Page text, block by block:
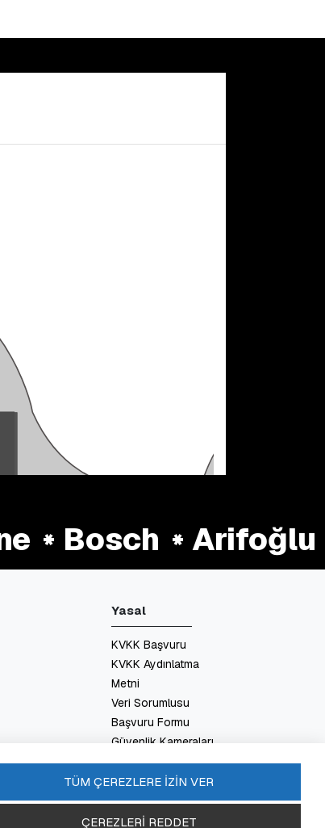
Bosch Arifoğlu
Yasal
KVKK Başvuru
KVKK Aydınlatma
Metni
Veri Sorumlusu
Başvuru Formu
Güvenlik Kameraları
Aydınlatma Metni
Enerji Politikası
SSS
TÜM ÇEREZLERE İZİN VER
ÇEREZLERİ REDDET